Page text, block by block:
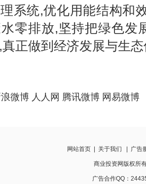
系统,优化用能结构和
零排放,坚持把绿色发
正做到经济发展与生
微博 人人网 腾讯微博 网易微博
网站首页 关于我们 广告
商业投资网版权
广告合作QQ：